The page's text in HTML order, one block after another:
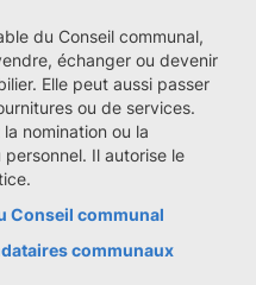
du Conseil communal,
échanger ou devenir
Elle peut aussi passer
ou de services.
nomination ou la
Il autorise le
Conseil communal
communaux